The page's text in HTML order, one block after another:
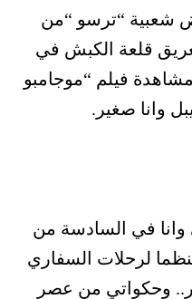
شعبية “ترسو “من
قلعة الكبش في
فيلم “موجامبو
وانا صغير.
وانا في السادسة من
لرحلات السفاري
وحكواتي من عصر